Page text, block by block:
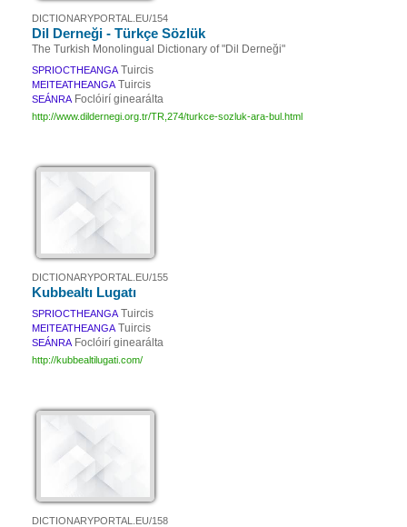
DICTIONARYPORTAL.EU/154
Dil Derneği - Türkçe Sözlük
The Turkish Monolingual Dictionary of "Dil Derneği"
SPRIOCTHEANGA Tuircis
MEITEATHEANGA Tuircis
SEÁNRA Foclóirí ginearálta
http://www.dildernegi.org.tr/TR,274/turkce-sozluk-ara-bul.html
DICTIONARYPORTAL.EU/155
Kubbealtı Lugatı
SPRIOCTHEANGA Tuircis
MEITEATHEANGA Tuircis
SEÁNRA Foclóirí ginearálta
http://kubbealtilugati.com/
DICTIONARYPORTAL.EU/158